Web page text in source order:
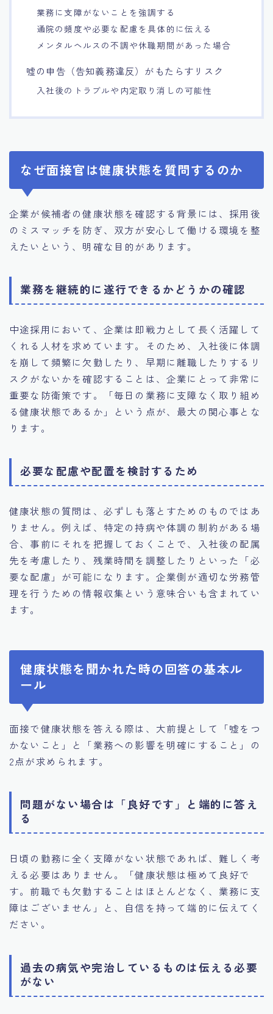
業務に支障がないことを強調する
通院の頻度や必要な配慮を具体的に伝える
メンタルヘルスの不調や休職期間があった場合
嘘の申告（告知義務違反）がもたらすリスク
入社後のトラブルや内定取り消しの可能性
なぜ面接官は健康状態を質問するのか
企業が候補者の健康状態を確認する背景には、採用後
のミスマッチを防ぎ、双方が安心して働ける環境を整
えたいという、明確な目的があります。
業務を継続的に遂行できるかどうかの確認
中途採用において、企業は即戦力として長く活躍して
くれる人材を求めています。そのため、入社後に体調
を崩して頻繁に欠勤したり、早期に離職したりするリ
スクがないかを確認することは、企業にとって非常に
重要な防衛策です。「毎日の業務に支障なく取り組め
る健康状態であるか」という点が、最大の関心事とな
ります。
必要な配慮や配置を検討するため
健康状態の質問は、必ずしも落とすためのものではあ
りません。例えば、特定の持病や体調の制約がある場
合、事前にそれを把握しておくことで、入社後の配属
先を考慮したり、残業時間を調整したりといった「必
要な配慮」が可能になります。企業側が適切な労務管
理を行うための情報収集という意味合いも含まれてい
ます。
健康状態を聞かれた時の回答の基本ル
ール
面接で健康状態を答える際は、大前提として「嘘をつ
かないこと」と「業務への影響を明確にすること」の
2点が求められます。
問題がない場合は「良好です」と端的に答え
る
日頃の勤務に全く支障がない状態であれば、難しく考
える必要はありません。「健康状態は極めて良好で
す。前職でも欠勤することはほとんどなく、業務に支
障はございません」と、自信を持って端的に伝えてく
ださい。
過去の病気や完治しているものは伝える必要
がない